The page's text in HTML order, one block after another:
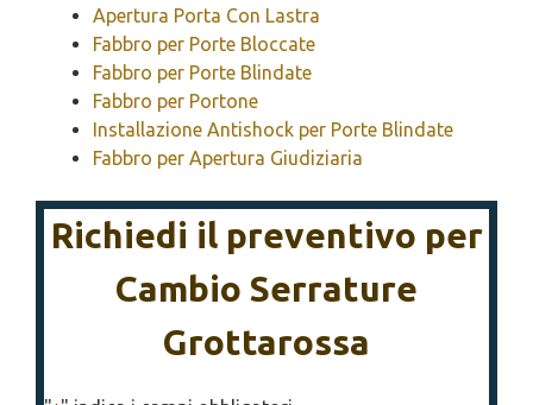
Apertura Porta Con Lastra
Fabbro per Porte Bloccate
Fabbro per Porte Blindate
Fabbro per Portone
Installazione Antishock per Porte Blindate
Fabbro per Apertura Giudiziaria
Richiedi il preventivo per
Cambio Serrature
Grottarossa